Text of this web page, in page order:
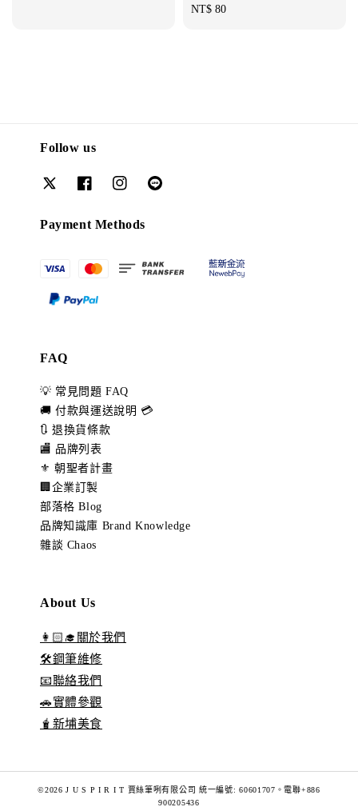
Regular
NT$ 80
Follow us
Payment Methods
FAQ
💡 常見問題 FAQ
🚚 付款與運送說明 💳
🔃 退換貨條款
🏬 品牌列表
⚜️ 朝聖者計畫
🏢企業訂製
部落格 Blog
品牌知識庫 Brand Knowledge
雜談 Chaos
About Us
👩🏻‍🎓關於我們
🛠️鋼筆維修
📧聯絡我們
🚗實體參觀
🧋新埔美食
©2026 J U S P I R I T 賈絲筆咧有限公司 統一編號: 60601707。電聯+886
900205436